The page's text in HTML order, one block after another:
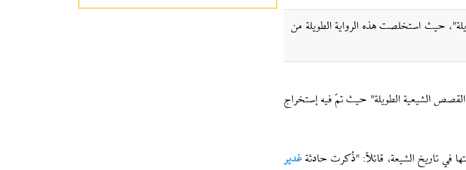
حيث استخلصت هذه الرواية الطويلة من
الشيعية الطويلة" حيث تمّ فیه إستخراج
في تاريخ الشيعة، قائلاً: "ذُكرت حادثةغدير